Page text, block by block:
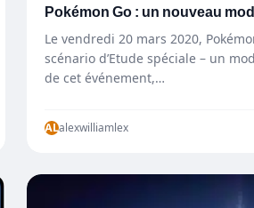
Pokémon Go : un nouveau
Le vendredi 20 mars 2020,
scénario d’Etude spéciale – un
de cet événement,…
ALalexwilliamlex